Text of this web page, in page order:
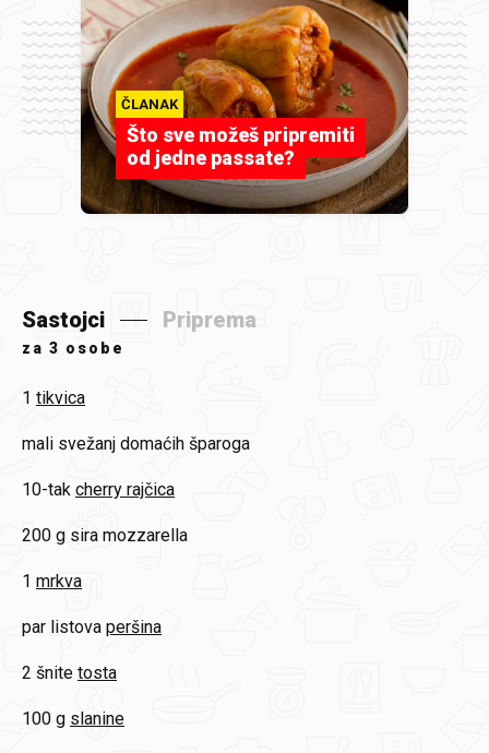
ČLANAK
Što sve možeš pripremiti
od jedne passate?
Sastojci Priprema
za 3 osobe
1 tikvica
mali svežanj domaćih šparoga
10-tak cherry rajčica
200 g sira mozzarella
1 mrkva
par listova peršina
2 šnite tosta
100 g slanine